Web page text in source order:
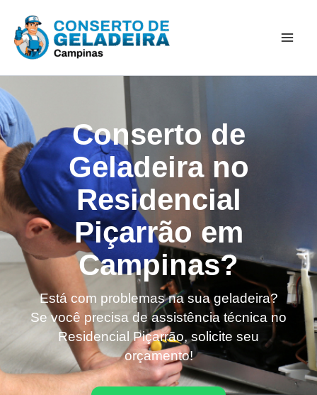
para
Conserto de
Geladeira no
Residencial
Piçarrão em
Campinas?
Está com problemas na sua geladeira?
Se você precisa de assistência técnica no
Residencial Piçarrão, solicite seu
orçamento!